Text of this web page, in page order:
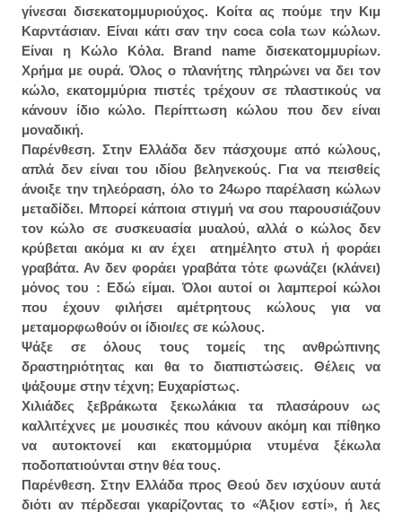
γίνεσαι δισεκατομμυριούχος. Κοίτα ας πούμε την Κιμ
Καρντάσιαν. Είναι κάτι σαν την coca cola των κώλων.
Είναι η Κώλο Κόλα. Brand name δισεκατομμυρίων.
Χρήμα με ουρά. Όλος ο πλανήτης πληρώνει να δει τον
κώλο, εκατομμύρια πιστές τρέχουν σε πλαστικούς να
κάνουν ίδιο κώλο. Περίπτωση κώλου που δεν είναι
μοναδική.
Παρένθεση. Στην Ελλάδα δεν πάσχουμε από κώλους,
απλά δεν είναι του ιδίου βεληνεκούς. Για να πεισθείς
άνοιξε την τηλεόραση, όλο το 24ωρο παρέλαση κώλων
μεταδίδει. Μπορεί κάποια στιγμή να σου παρουσιάζουν
τον κώλο σε συσκευασία μυαλού, αλλά ο κώλος δεν
κρύβεται ακόμα κι αν έχει ατημέλητο στυλ ή φοράει
γραβάτα. Αν δεν φοράει γραβάτα τότε φωνάζει (κλάνει)
μόνος του : Εδώ είμαι. Όλοι αυτοί οι λαμπεροί κώλοι
που έχουν φιλήσει αμέτρητους κώλους για να
μεταμορφωθούν οι ίδιοι/ες σε κώλους.
Ψάξε σε όλους τους τομείς της ανθρώπινης
δραστηριότητας και θα το διαπιστώσεις. Θέλεις να
ψάξουμε στην τέχνη; Ευχαρίστως.
Χιλιάδες ξεβράκωτα ξεκωλάκια τα πλασάρουν ως
καλλιτέχνες με μουσικές που κάνουν ακόμη και πίθηκο
να αυτοκτονεί και εκατομμύρια ντυμένα ξέκωλα
ποδοπατιούνται στην θέα τους.
Παρένθεση. Στην Ελλάδα προς Θεού δεν ισχύουν αυτά
διότι αν πέρδεσαι γκαρίζοντας το «Άξιον εστί», ή λες